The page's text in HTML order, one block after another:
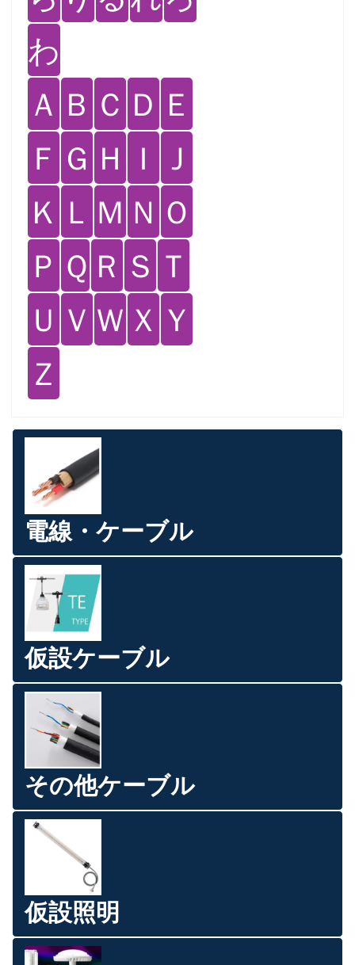
わ
Ａ Ｂ Ｃ Ｄ Ｅ
Ｆ Ｇ Ｈ Ｉ Ｊ
Ｋ Ｌ Ｍ Ｎ Ｏ
Ｐ Ｑ Ｒ Ｓ Ｔ
Ｕ Ｖ Ｗ Ｘ Ｙ
Ｚ
電線・ケーブル
仮設ケーブル
その他ケーブル
仮設照明